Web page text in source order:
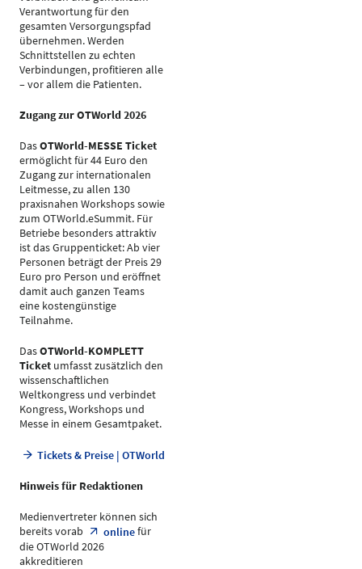
Verantwortung für den
gesamten Versorgungspfad
übernehmen. Werden
Schnittstellen zu echten
Verbindungen, profitieren alle
– vor allem die Patienten.
Zugang zur OTWorld 2026
DasOTWorld-MESSE Ticket
ermöglicht für 44 Euro den
Zugang zur internationalen
Leitmesse, zu allen 130
praxisnahen Workshops sowie
zum OTWorld.eSummit. Für
Betriebe besonders attraktiv
ist das Gruppenticket: Ab vier
Personen beträgt der Preis 29
Euro pro Person und eröffnet
damit auch ganzen Teams
eine kostengünstige
Teilnahme.
DasOTWorld-KOMPLETT
Ticket umfasst zusätzlich den
wissenschaftlichen
Weltkongress und verbindet
Kongress, Workshops und
Messe in einem Gesamtpaket.
Tickets & Preise | OTWorld
Hinweis für Redaktionen
Medienvertreter können sich
bereits vorab
onlinefür
die OTWorld 2026
akkreditieren